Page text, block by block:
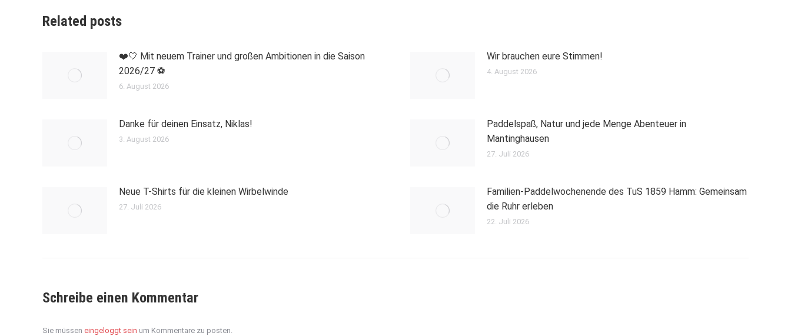
Related posts
❤️🤍 Mit neuem Trainer und großen Ambitionen in die Saison
2026/27 ⚽
6. August 2026
Wir brauchen eure Stimmen!
4. August 2026
Danke für deinen Einsatz, Niklas!
3. August 2026
Paddelspaß, Natur und jede Menge Abenteuer in
Mantinghausen
27. Juli 2026
Neue T-Shirts für die kleinen Wirbelwinde
27. Juli 2026
Familien-Paddelwochenende des TuS 1859 Hamm: Gemeinsam
die Ruhr erleben
22. Juli 2026
Schreibe einen Kommentar
Sie müssen eingeloggt sein um Kommentare zu posten.